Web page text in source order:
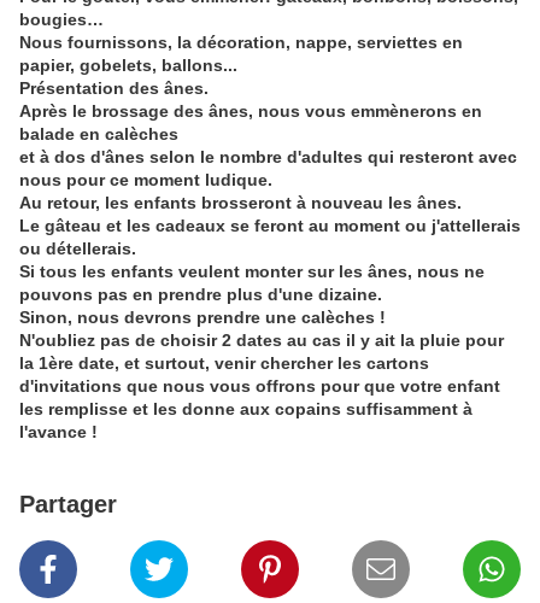
bougies…
Nous fournissons, la décoration, nappe, serviettes en
papier, gobelets, ballons...
Présentation des ânes.
Après le brossage des ânes, nous vous emmènerons en
balade en calèches
et à dos d'ânes selon le nombre d'adultes qui resteront avec
nous pour ce moment ludique.
Au retour, les enfants brosseront à nouveau les ânes.
Le gâteau et les cadeaux se feront au moment ou j'attellerais
ou détellerais.
Si tous les enfants veulent monter sur les ânes, nous ne
pouvons pas en prendre plus d'une dizaine.
Sinon, nous devrons prendre une calèches !
N'oubliez pas de choisir 2 dates au cas il y ait la pluie pour
la 1ère date, et surtout, venir chercher les cartons
d'invitations que nous vous offrons pour que votre enfant
les remplisse et les donne aux copains suffisamment à
l'avance !
Partager